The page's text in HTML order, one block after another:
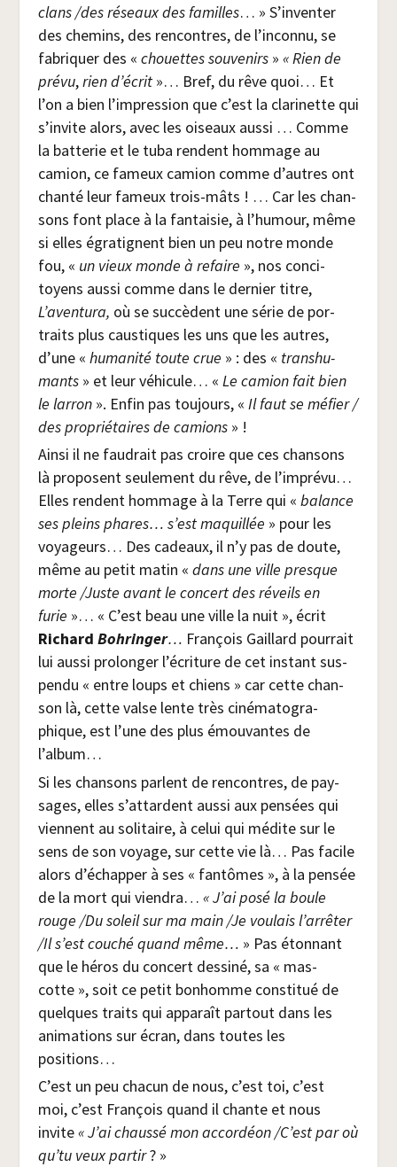
clans /​des réseaux des familles… » S’inventer
des che­mins, des ren­contres, de l’inconnu, se
fabri­quer des « chouettes sou­ve­nirs» « Rien de
pré­vu,rien d’écrit»… Bref, du rêve quoi… Et
l’on a bien l’impression que c’est la cla­ri­nette qui
s’invite alors, avec les oiseaux aus­si … Comme
la bat­te­rie et le tuba rendent hom­mage au
camion, ce fameux camion comme d’autres ont
chan­té leur fameux trois-mâts ! … Car les chan­
sons font place à la fan­tai­sie, à l’humour, même
si elles égra­tignent bien un peu notre monde
fou, « un vieux monde à refaire », nos conci­
toyens aus­si comme dans le der­nier titre,
L’aventura, où se suc­cèdent une série de por­
traits plus caus­tiques les uns que les autres,
d’une « huma­ni­té toute crue » : des « trans­hu­
mants» et leur véhi­cule… « Le camion fait bien
le lar­ron». Enfin pas tou­jours, « Il faut se méfier /​
des pro­prié­taires de camions» !
Ain­si il ne fau­drait pas croire que ces chan­sons
là pro­posent seule­ment du rêve, de l’imprévu…
Elles rendent hom­mage à la Terre qui « balance
ses pleins phares… s’est maquillée » pour les
voya­geurs… Des cadeaux, il n’y pas de doute,
même au petit matin « dans une ville presque
morte /​Juste avant le concert des réveils en
furie »… « C’est beau une ville la nuit », écrit
Richard Boh­rin­ger… Fran­çois Gaillard pour­rait
lui aus­si pro­lon­ger l’écriture de cet ins­tant sus­
pen­du « entre loups et chiens » car cette chan­
son là, cette valse lente très ciné­ma­to­gra­
phique, est l’une des plus émou­vantes de
l’album…
Si les chan­sons parlent de ren­contres, de pay­
sages, elles s’attardent aus­si aux pen­sées qui
viennent au soli­taire, à celui qui médite sur le
sens de son voyage, sur cette vie là… Pas facile
alors d’échapper à ses « fan­tômes », à la pen­sée
de la mort qui vien­dra… « J’ai posé la boule
rouge /​Du soleil sur ma main /​Je vou­lais l’arrêter
/​Il s’est cou­ché quand même… » Pas éton­nant
que le héros du concert des­si­né, sa « mas­
cotte », soit ce petit bon­homme consti­tué de
quelques traits qui appa­raît par­tout dans les
ani­ma­tions sur écran, dans toutes les
positions…
C’est un peu cha­cun de nous, c’est toi, c’est
moi, c’est Fran­çois quand il chante et nous
invite« J’ai chaus­sé mon accor­déon /​C’est par où
qu’tu veux par­tir? »